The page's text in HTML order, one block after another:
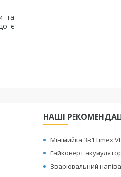
та
є
НАШІ
Мінімийка 3в1 Limex
Гайковерт
Зварювальний